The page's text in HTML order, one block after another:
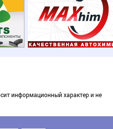
информационный характер и не